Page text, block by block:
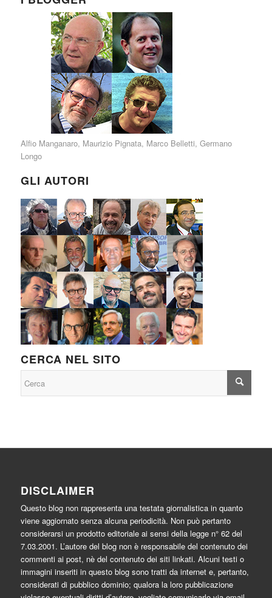
Alfio Manganaro, Maurizio Pignata, Marco Belletti, Germano
Longo
GLI AUTORI
CERCA NEL SITO
DISCLAIMER
Questo blog non rappresenta una testata giornalistica in quanto
viene aggiornato senza alcuna periodicità. Non può pertanto
considerarsi un prodotto editoriale ai sensi della legge n° 62 del
7.03.2001. L’autore del blog non è responsabile del contenuto dei
commenti ai post, nè del contenuto dei siti linkati. Alcuni testi o
immagini inseriti in questo blog sono tratti da internet e, pertanto,
considerati di pubblico dominio; qualora la loro pubblicazione